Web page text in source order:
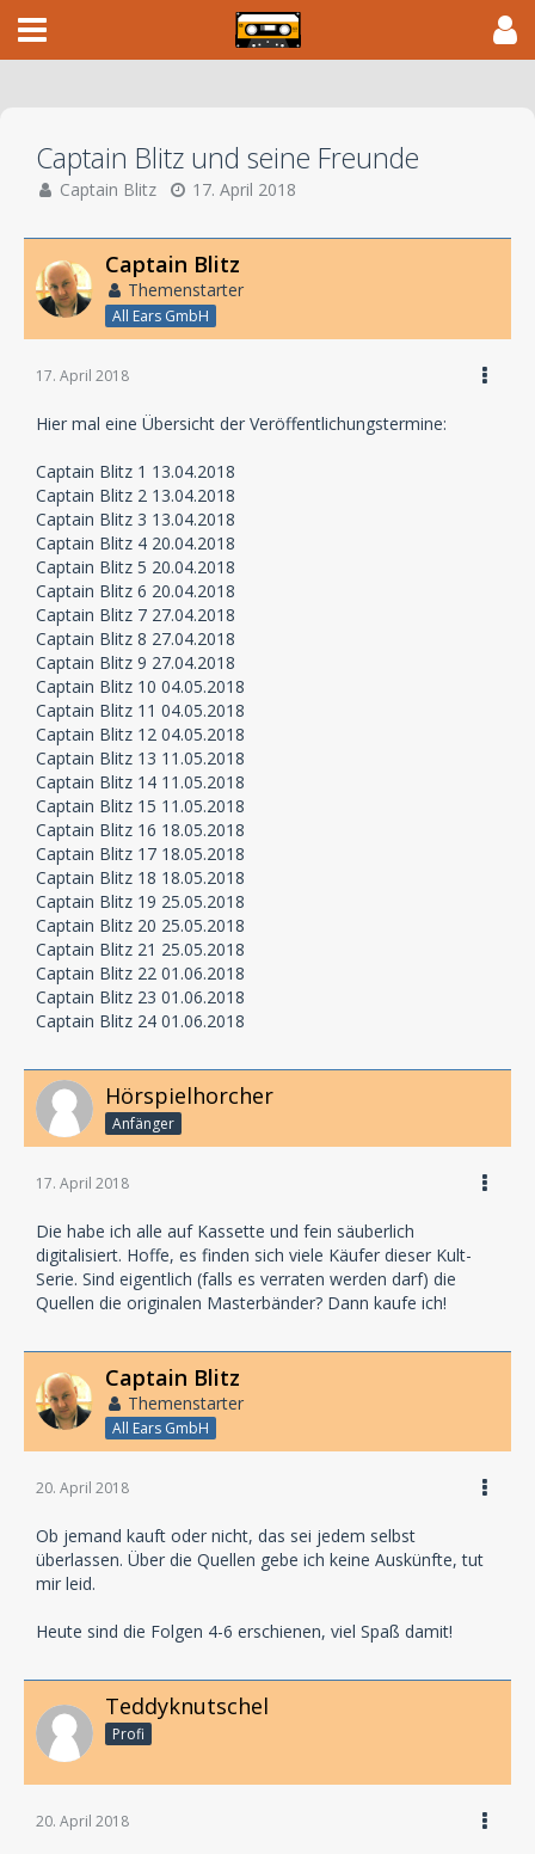
Captain Blitz und seine Freunde
Captain Blitz 17. April 2018
Captain Blitz
Themenstarter
All Ears GmbH
17. April 2018
Hier mal eine Übersicht der Veröffentlichungstermine:
Captain Blitz 1 13.04.2018
Captain Blitz 2 13.04.2018
Captain Blitz 3 13.04.2018
Captain Blitz 4 20.04.2018
Captain Blitz 5 20.04.2018
Captain Blitz 6 20.04.2018
Captain Blitz 7 27.04.2018
Captain Blitz 8 27.04.2018
Captain Blitz 9 27.04.2018
Captain Blitz 10 04.05.2018
Captain Blitz 11 04.05.2018
Captain Blitz 12 04.05.2018
Captain Blitz 13 11.05.2018
Captain Blitz 14 11.05.2018
Captain Blitz 15 11.05.2018
Captain Blitz 16 18.05.2018
Captain Blitz 17 18.05.2018
Captain Blitz 18 18.05.2018
Captain Blitz 19 25.05.2018
Captain Blitz 20 25.05.2018
Captain Blitz 21 25.05.2018
Captain Blitz 22 01.06.2018
Captain Blitz 23 01.06.2018
Captain Blitz 24 01.06.2018
Hörspielhorcher
Anfänger
17. April 2018
Die habe ich alle auf Kassette und fein säuberlich
digitalisiert. Hoffe, es finden sich viele Käufer dieser Kult-
Serie. Sind eigentlich (falls es verraten werden darf) die
Quellen die originalen Masterbänder? Dann kaufe ich!
Captain Blitz
Themenstarter
All Ears GmbH
20. April 2018
Ob jemand kauft oder nicht, das sei jedem selbst
überlassen. Über die Quellen gebe ich keine Auskünfte, tut
mir leid.
Heute sind die Folgen 4-6 erschienen, viel Spaß damit!
Teddyknutschel
Profi
20. April 2018